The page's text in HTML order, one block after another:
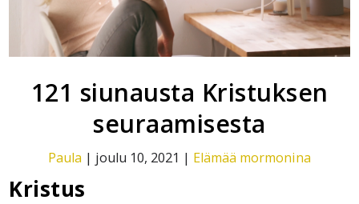
121 siunausta Kristuksen
seuraamisesta
Paula | joulu 10, 2021 | Elämää mormonina
Kristus